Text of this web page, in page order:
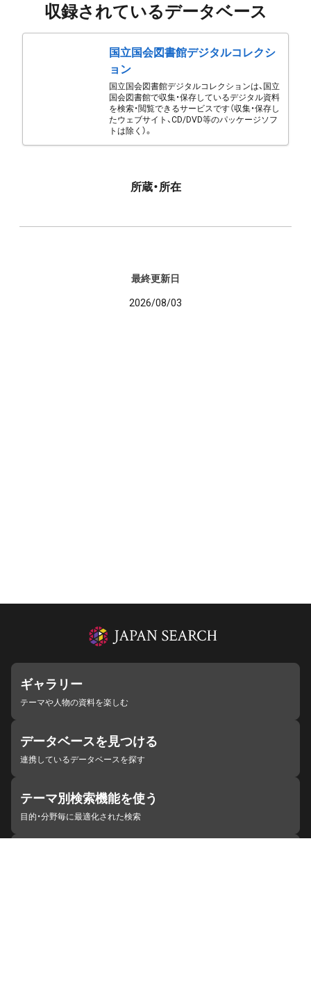
収録されているデータベース
国立国会図書館デジタルコレクシ
ョン
国立国会図書館デジタルコレクションは、国立
国会図書館で収集・保存しているデジタル資料
を検索・閲覧できるサービスです（収集・保存し
たウェブサイト、CD/DVD等のパッケージソフ
トは除く）。
所蔵・所在
最終更新日
2026/08/03
ギャラリー
テーマや人物の資料を楽しむ
データベースを見つける
連携しているデータベースを探す
テーマ別検索機能を使う
目的・分野毎に最適化された検索